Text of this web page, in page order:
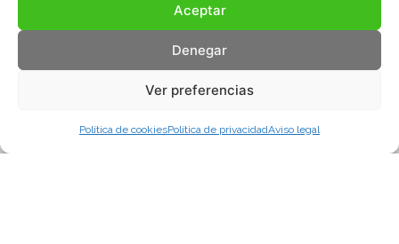
Aceptar
Denegar
Ver preferencias
Política de cookiesPolítica de privacidadAviso legal